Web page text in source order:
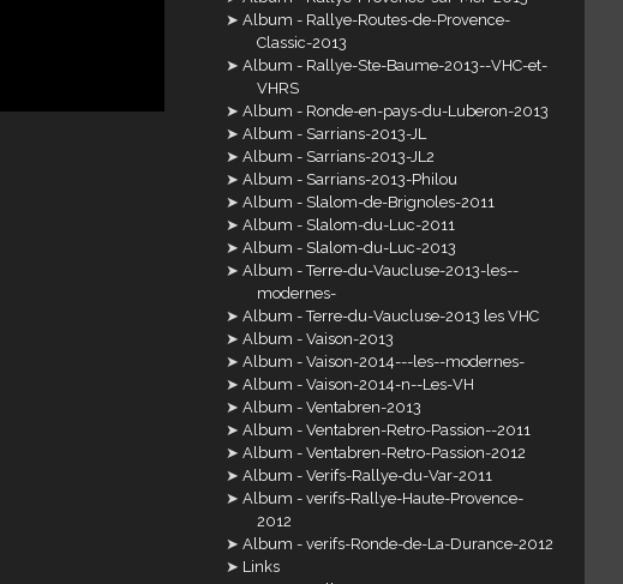
Album - Rallye-Routes-de-Provence-
Classic-2013
Album - Rallye-Ste-Baume-2013--VHC-et-
VHRS
Album - Ronde-en-pays-du-Luberon-2013
Album - Sarrians-2013-JL
Album - Sarrians-2013-JL2
Album - Sarrians-2013-Philou
Album - Slalom-de-Brignoles-2011
Album - Slalom-du-Luc-2011
Album - Slalom-du-Luc-2013
Album - Terre-du-Vaucluse-2013-les--
modernes-
Album - Terre-du-Vaucluse-2013 les VHC
Album - Vaison-2013
Album - Vaison-2014---les--modernes-
Album - Vaison-2014-n--Les-VH
Album - Ventabren-2013
Album - Ventabren-Retro-Passion--2011
Album - Ventabren-Retro-Passion-2012
Album - Verifs-Rallye-du-Var-2011
Album - verifs-Rallye-Haute-Provence-
2012
Album - verifs-Ronde-de-La-Durance-2012
Links